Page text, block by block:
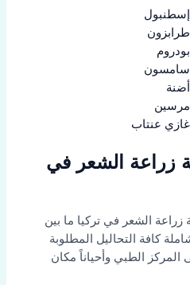
سامسون
عنتاب
زراعة الشعر في
الشعر في تركيا ما بين
شاملة كافة التحاليل المطلوبة
الطبي وأحياناً مكان